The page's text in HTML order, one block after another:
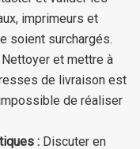
imprimeurs et
soient surchargés.
Nettoyer et mettre à
de livraison est
de réaliser
: Discuter en